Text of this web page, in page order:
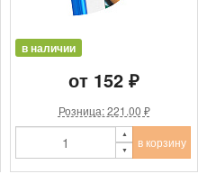
в наличии
от 152 ₽
Розница: 221.00 ₽
в корзину